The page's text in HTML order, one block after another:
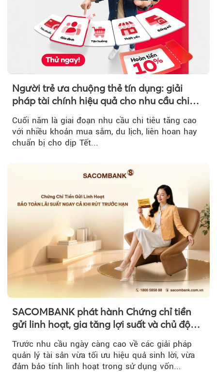
Người trẻ ưa chuộng thẻ tín dụng: giải
pháp tài chính hiệu quả cho nhu cầu chi
Cuối năm là giai đoạn nhu cầu chi tiêu tăng cao
với nhiều khoản mua sắm, du lịch, liên hoan hay
chuẩn bị cho dịp Tết...
SACOMBANK phát hành Chứng chỉ tiền
gửi linh hoạt, gia tăng lợi suất và chủ động
nguồn vốn cho khách hàng
Trước nhu cầu ngày càng cao về các giải pháp
quản lý tài sản vừa tối ưu hiệu quả sinh lời, vừa
đảm bảo tính linh hoạt trong sử dụng vốn...